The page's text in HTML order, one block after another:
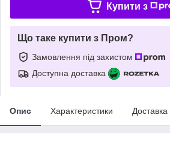
Купити з
Що таке купити з Пром?
Замовлення під захистом
Доступна доставка
Опис Характеристики Доставка